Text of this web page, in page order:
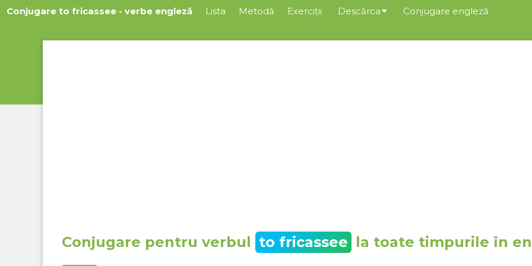
Conjugare to fricassee - verbe engleză Lista Metodă Exerciții Descărca Conjugare engleză
Conjugare pentru verbul to fricassee la toate timpurile în